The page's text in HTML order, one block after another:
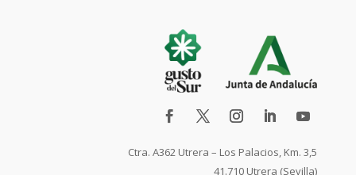
Ctra. A362 Utrera – Los Palacios, Km. 3,5
41.710 Utrera (Sevilla)